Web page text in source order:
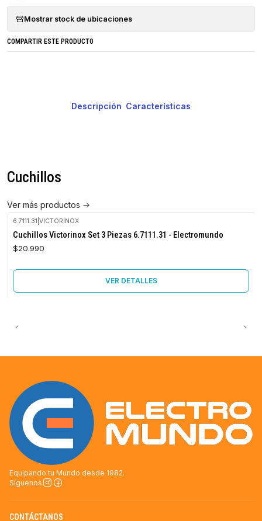
Mostrar stock de ubicaciones
COMPARTIR ESTE PRODUCTO
Descripción Características
Cuchillos
Ver más productos
No disponible
6.7111.31 VICTORINOX
Cuchillos Victorinox Set 3 Piezas 6.7111.31 - Electromundo
$20.990
VER DETALLES
Equipando tu Mundo desde 1982.
Síguenos
CONTÁCTANOS